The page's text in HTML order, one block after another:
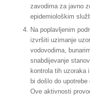
zavodima za javno
epidemiološkim
Na poplavljenim
izvršiti uzimanje
vodovodima,
snabdijevanje
kontrola tih uzoraka
bi došlo do
Ove aktivnosti